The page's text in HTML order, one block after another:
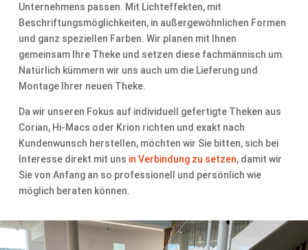
Unternehmens passen. Mit Lichteffekten, mit
Beschriftungsmöglichkeiten, in außergewöhnlichen Formen
und ganz speziellen Farben. Wir planen mit Ihnen
gemeinsam Ihre Theke und setzen diese fachmännisch um.
Natürlich kümmern wir uns auch um die Lieferung und
Montage Ihrer neuen Theke.
Da wir unseren Fokus auf individuell gefertigte Theken aus
Corian, Hi-Macs oder Krion richten und exakt nach
Kundenwunsch herstellen, möchten wir Sie bitten, sich bei
Interesse direkt mit uns in Verbindung zu setzen, damit wir
Sie von Anfang an so professionell und persönlich wie
möglich beraten können.